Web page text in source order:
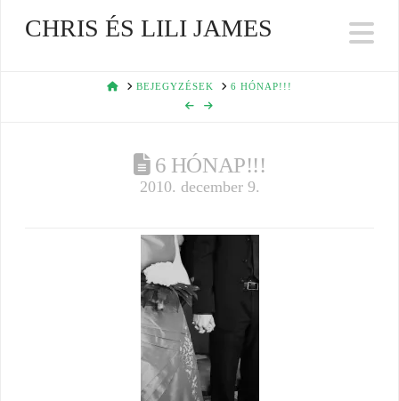
CHRIS ÉS LILI JAMES
HOMEBEJEGYZÉSEK 6 HÓNAP!!!
6 HÓNAP!!!
2010. december 9.